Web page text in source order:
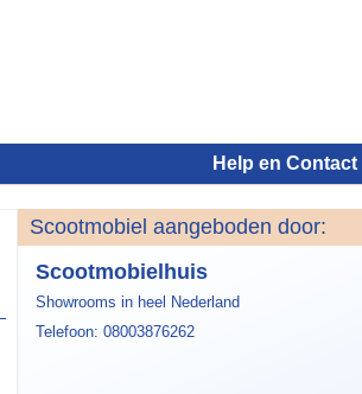
Help en Contact
Scootmobiel aangeboden door:
Scootmobielhuis
Showrooms in heel Nederland
Telefoon: 08003876262